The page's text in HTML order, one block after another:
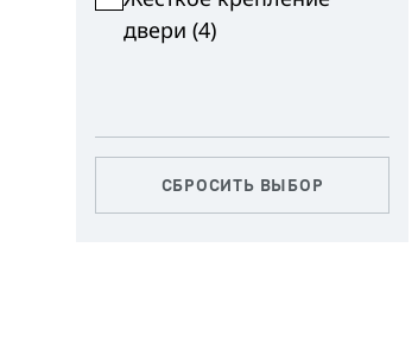
двери (4)